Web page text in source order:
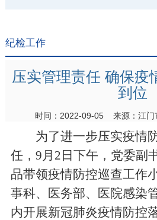
纪检工作
压实管理责任 确保疫
到位
时间：2022-09-05 来源：江门
为了进一步压实疫情
任，9月2日下午，党委副
品带领疫情防控巡查工作
事科、医务部、医院感染
内开展新冠肺炎疫情防控